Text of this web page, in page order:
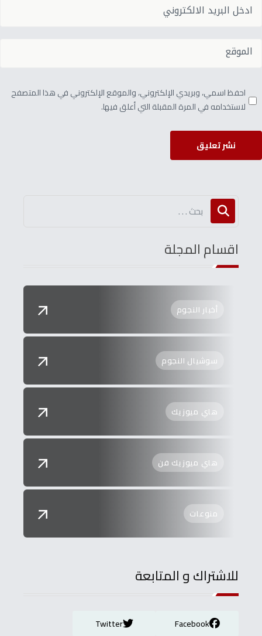
احفظ اسمي، وبريدي الإلكتروني، والموقع الإلكتروني في هذا المتصفح
لاستخدامه في المرة المقبلة التي أعلق فيها.
نشر تعليق
اقسام المجلة
أخبار النجوم
سوشيال النجوم
هاي ميوزيك
هاي ميوزيك فن
منوعات
للاشتراك و المتابعة
Facebook
Twitter